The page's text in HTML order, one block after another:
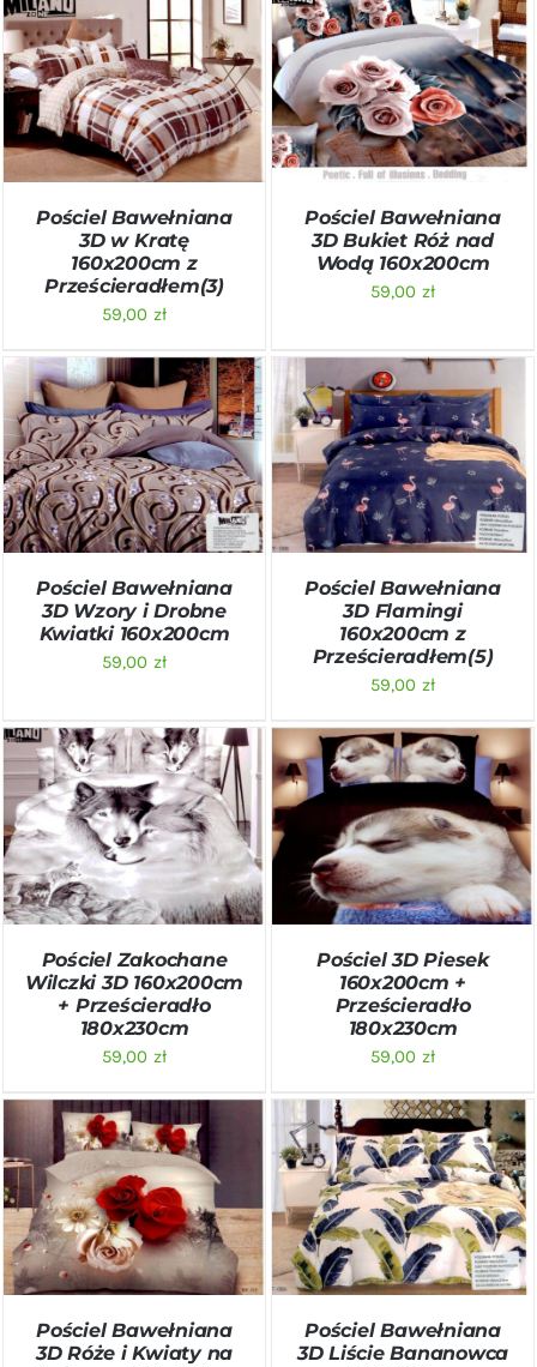
DODAJ DO KOSZYKA
/
SZCZEGÓŁY
Pościel Bawełniana
3D w Kratę
160x200cm z
Prześcieradłem(3)
59,00 zł
DODAJ DO KOSZYKA
/
SZCZEGÓŁY
Pościel Bawełniana
3D Bukiet Róż nad
Wodą 160x200cm
59,00 zł
DODAJ DO KOSZYKA
/
SZCZEGÓŁY
Pościel Bawełniana
3D Wzory i Drobne
Kwiatki 160x200cm
59,00 zł
DODAJ DO KOSZYKA
/
SZCZEGÓŁY
Pościel Bawełniana
3D Flamingi
160x200cm z
Prześcieradłem(5)
59,00 zł
DODAJ DO KOSZYKA
/
SZCZEGÓŁY
Pościel Zakochane
Wilczki 3D 160x200cm
+ Prześcieradło
180x230cm
59,00 zł
DODAJ DO KOSZYKA
/
SZCZEGÓŁY
Pościel 3D Piesek
160x200cm +
Prześcieradło
180x230cm
59,00 zł
DODAJ DO KOSZYKA
/
SZCZEGÓŁY
Pościel Bawełniana
3D Róże i Kwiaty na
DODAJ DO KOSZYKA
/
SZCZEGÓŁY
Pościel Bawełniana
3D Liście Bananowca